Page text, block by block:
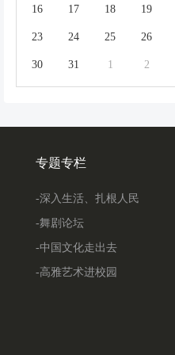
16 17 18 19
23 24 25 26
30 31 1 2
专题专栏
-深入生活、扎根人民
-舞剧论坛
-中国文化走出去
-高雅艺术进校园